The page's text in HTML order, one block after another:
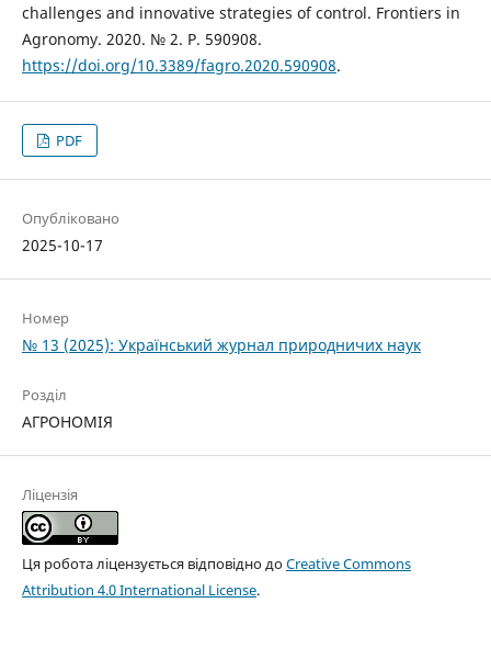
challenges and innovative strategies of control. Frontiers in
Agronomy. 2020. № 2. P. 590908.
https://doi.org/10.3389/fagro.2020.590908.
PDF
Опубліковано
2025-10-17
Номер
№ 13 (2025): Український журнал природничих наук
Розділ
АГРОНОМІЯ
Ліцензія
Ця робота ліцензується відповідно доCreative Commons
Attribution 4.0 International License.